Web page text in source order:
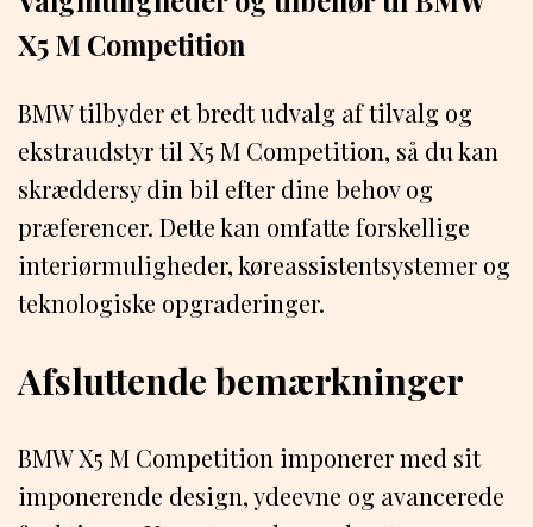
X5 M Competition
BMW tilbyder et bredt udvalg af tilvalg og
ekstraudstyr til X5 M Competition, så du kan
skræddersy din bil efter dine behov og
præferencer. Dette kan omfatte forskellige
interiørmuligheder, køreassistentsystemer og
teknologiske opgraderinger.
Afsluttende bemærkninger
BMW X5 M Competition imponerer med sit
imponerende design, ydeevne og avancerede